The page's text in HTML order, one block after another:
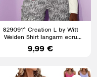
829091^ Creation L by Witt
Weiden Shirt langarm ecru
Applikation NEU Gr. 36 - 44
9,99 €